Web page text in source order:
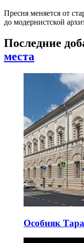
Пресня меняется от
до модернистской
Последние
места
Особняк